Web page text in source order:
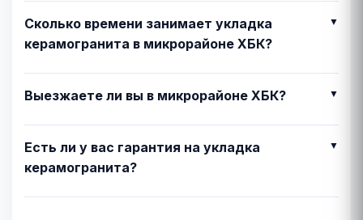
Сколько времени занимает укладка
керамогранита в микрорайоне ХБК?
Выезжаете ли вы в микрорайоне ХБК?
Есть ли у вас гарантия на укладка
керамогранита?